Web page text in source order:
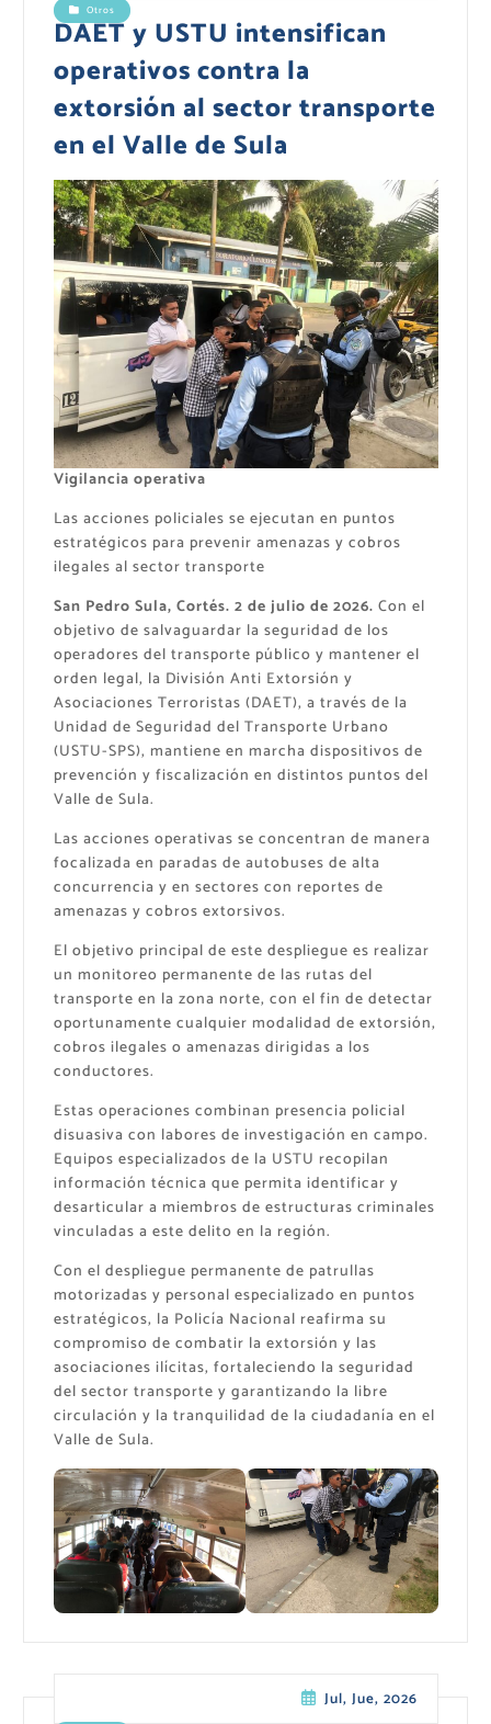
Otros
DAET y USTU intensifican
operativos contra la
extorsión al sector transporte
en el Valle de Sula
Vigilancia operativa
Las acciones policiales se ejecutan en puntos
estratégicos para prevenir amenazas y cobros
ilegales al sector transporte
San Pedro Sula, Cortés. 2 de julio de 2026. Con el
objetivo de salvaguardar la seguridad de los
operadores del transporte público y mantener el
orden legal, la División Anti Extorsión y
Asociaciones Terroristas (DAET), a través de la
Unidad de Seguridad del Transporte Urbano
(USTU-SPS), mantiene en marcha dispositivos de
prevención y fiscalización en distintos puntos del
Valle de Sula.
Las acciones operativas se concentran de manera
focalizada en paradas de autobuses de alta
concurrencia y en sectores con reportes de
amenazas y cobros extorsivos.
El objetivo principal de este despliegue es realizar
un monitoreo permanente de las rutas del
transporte en la zona norte, con el fin de detectar
oportunamente cualquier modalidad de extorsión,
cobros ilegales o amenazas dirigidas a los
conductores.
Estas operaciones combinan presencia policial
disuasiva con labores de investigación en campo.
Equipos especializados de la USTU recopilan
información técnica que permita identificar y
desarticular a miembros de estructuras criminales
vinculadas a este delito en la región.
Con el despliegue permanente de patrullas
motorizadas y personal especializado en puntos
estratégicos, la Policía Nacional reafirma su
compromiso de combatir la extorsión y las
asociaciones ilícitas, fortaleciendo la seguridad
del sector transporte y garantizando la libre
circulación y la tranquilidad de la ciudadanía en el
Valle de Sula.
Jul, Jue, 2026